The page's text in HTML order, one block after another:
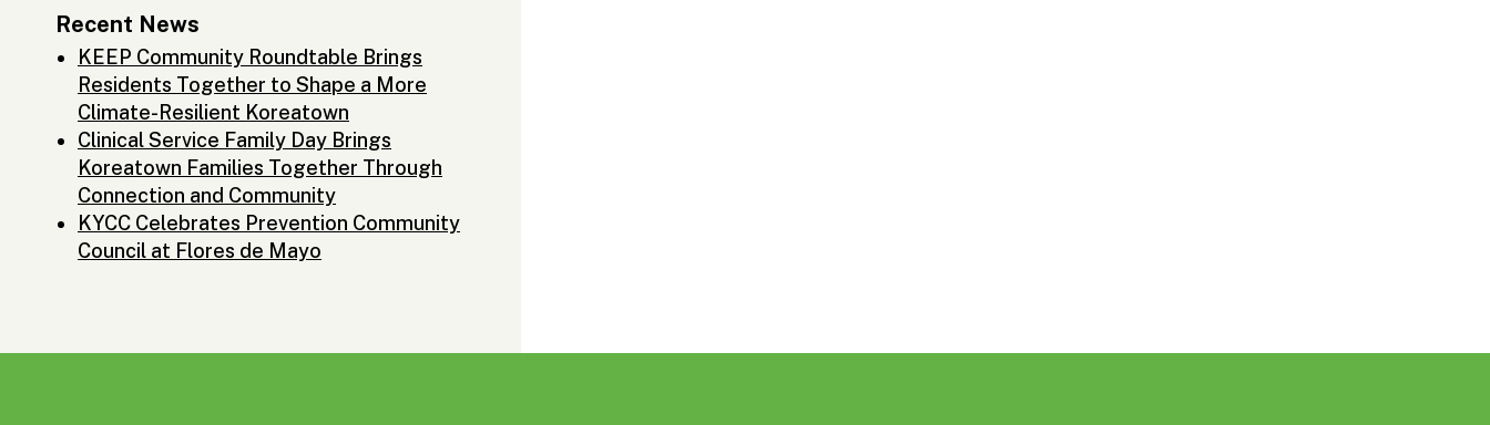
Recent News
KEEP Community Roundtable Brings
Residents Together to Shape a More
Climate-Resilient Koreatown
Clinical Service Family Day Brings
Koreatown Families Together Through
Connection and Community
KYCC Celebrates Prevention Community
Council at Flores de Mayo